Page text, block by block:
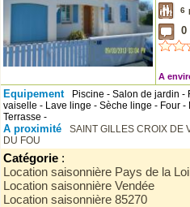
6
0
A
Equipement
Piscine - Salon de jardin -
vaiselle - Lave linge - Sèche linge - Four
Terrasse -
A proximité SAINT GILLES CROIX DE
DU FOU
Catégorie :
Location saisonnière Pays de la
Location saisonnière Vendée
Location saisonnière 85270